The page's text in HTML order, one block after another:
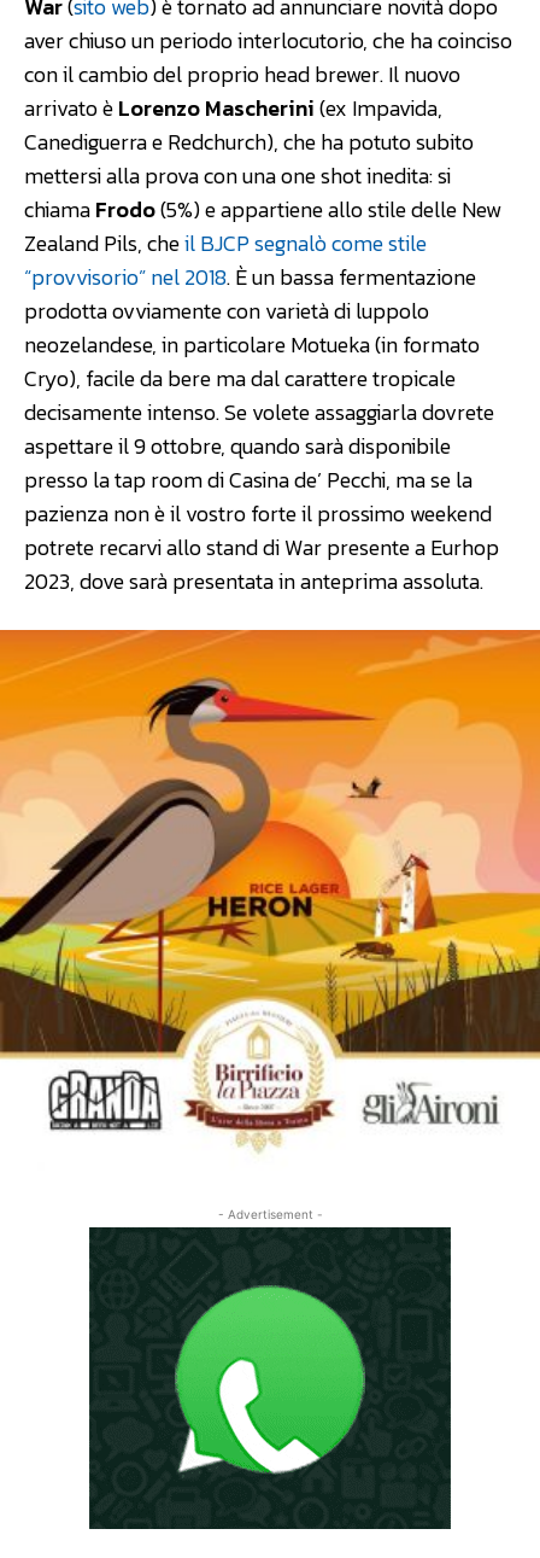
aver chiuso un periodo interlocutorio, che ha coinciso
con il cambio del proprio head brewer. Il nuovo
arrivato èLorenzo Mascherini(ex Impavida,
Canediguerra e Redchurch), che ha potuto subito
mettersi alla prova con una one shot inedita: si
chiamaFrodo(5%) e appartiene allo stile delle New
Zealand Pils, cheil BJCP segnalò come stile
“provvisorio” nel 2018. È un bassa fermentazione
prodotta ovviamente con varietà di luppolo
neozelandese, in particolare Motueka (in formato
Cryo), facile da bere ma dal carattere tropicale
decisamente intenso. Se volete assaggiarla dovrete
aspettare il 9 ottobre, quando sarà disponibile
presso la tap room di Casina de’ Pecchi, ma se la
pazienza non è il vostro forte il prossimo weekend
potrete recarvi allo stand di War presente a Eurhop
2023, dove sarà presentata in anteprima assoluta.
- Advertisement -